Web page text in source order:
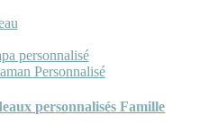
personnalisé
Personnalisé
personnalisés Famille